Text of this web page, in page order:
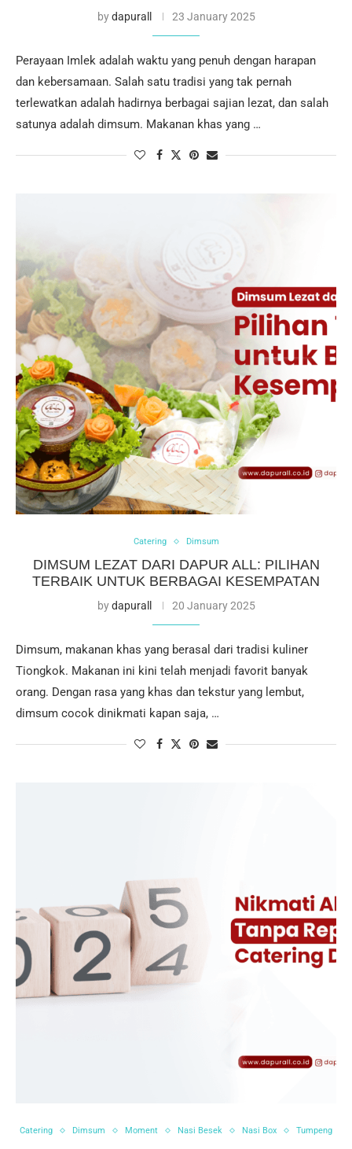
bydapurall 23 January 2025
Perayaan Imlek adalah waktu yang penuh dengan harapan
dan kebersamaan. Salah satu tradisi yang tak pernah
terlewatkan adalah hadirnya berbagai sajian lezat, dan salah
satunya adalah dimsum. Makanan khas yang …
Catering Dimsum
DIMSUM LEZAT DARI DAPUR ALL: PILIHAN
TERBAIK UNTUK BERBAGAI KESEMPATAN
bydapurall 20 January 2025
Dimsum, makanan khas yang berasal dari tradisi kuliner
Tiongkok. Makanan ini kini telah menjadi favorit banyak
orang. Dengan rasa yang khas dan tekstur yang lembut,
dimsum cocok dinikmati kapan saja, …
Catering Dimsum Moment Nasi Besek Nasi Box Tumpeng